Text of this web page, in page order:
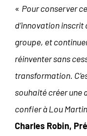
« Pour conserver
d’innovation
groupe, et
réinventer sans
transformation.
souhaité créer une
confier à Lou
Charles Robin,